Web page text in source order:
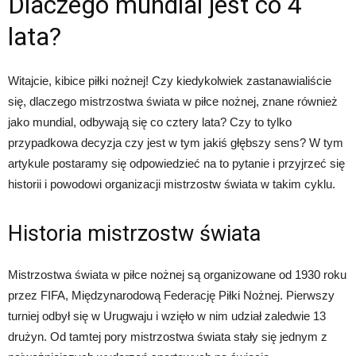
lata?
Witajcie, kibice piłki nożnej! Czy kiedykolwiek zastanawialiście
się, dlaczego mistrzostwa świata w piłce nożnej, znane również
jako mundial, odbywają się co cztery lata? Czy to tylko
przypadkowa decyzja czy jest w tym jakiś głębszy sens? W tym
artykule postaramy się odpowiedzieć na to pytanie i przyjrzeć się
historii i powodowi organizacji mistrzostw świata w takim cyklu.
Historia mistrzostw świata
Mistrzostwa świata w piłce nożnej są organizowane od 1930 roku
przez FIFA, Międzynarodową Federację Piłki Nożnej. Pierwszy
turniej odbył się w Urugwaju i wzięło w nim udział zaledwie 13
drużyn. Od tamtej pory mistrzostwa świata stały się jednym z